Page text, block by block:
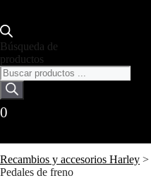
Recambios y accesorios Harley >
Pedales de freno
Búsqueda de
productos
0